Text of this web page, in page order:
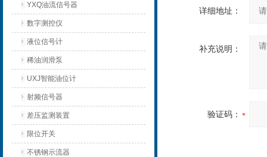
YXQ油流信号器
数字测控仪
液位信号计
稀油润滑泵
UXJ智能油位计
射频信号器
差压监测装置
限位开关
不锈钢示流器
详细地址：
补充说明：
验证码：